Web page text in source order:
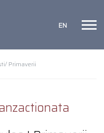
EN
/ Primaverii